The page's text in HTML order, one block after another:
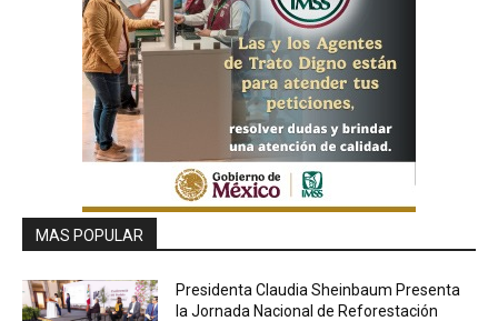
MAS POPULAR
Presidenta Claudia Sheinbaum Presenta
la Jornada Nacional de Reforestación